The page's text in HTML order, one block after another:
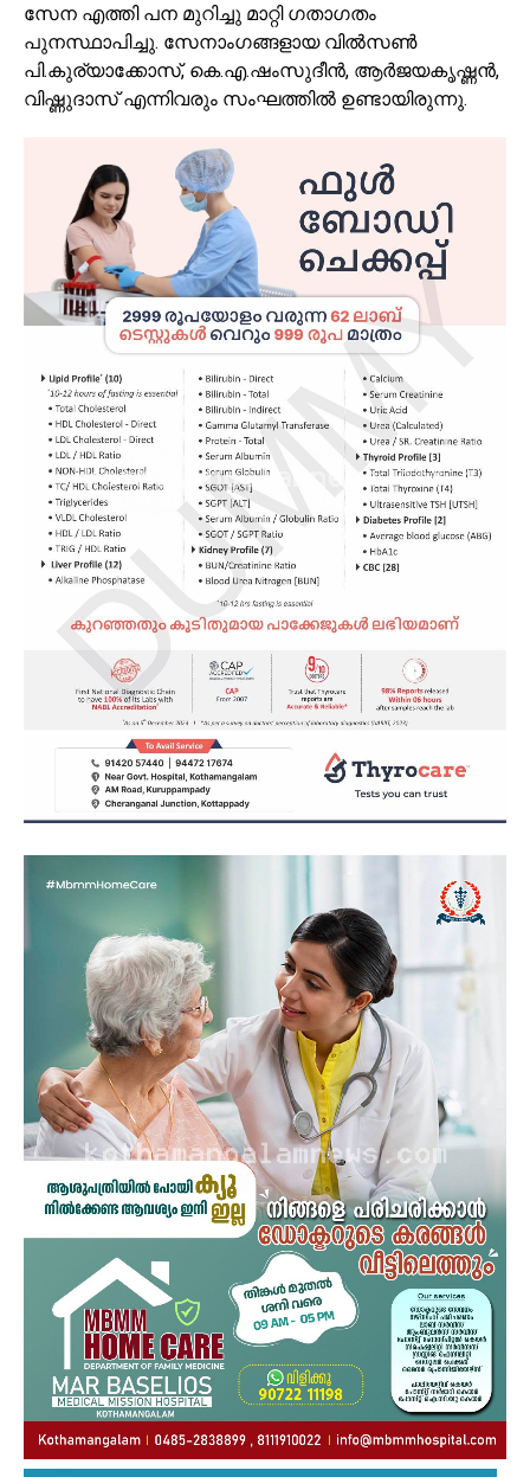
സേന എത്തി പന മുറിച്ചു മാറ്റി ഗതാഗതം
പുനസ്ഥാപിച്ചു. സേനാംഗങ്ങളായ വിൽസൺ
പി.കുര്യാക്കോസ്, കെ.എ.ഷംസുദീൻ, ആർജയകൃഷ്ണൻ,
വിഷ്ണുദാസ് എന്നിവരും സംഘത്തിൽ ഉണ്ടായിരുന്നു.